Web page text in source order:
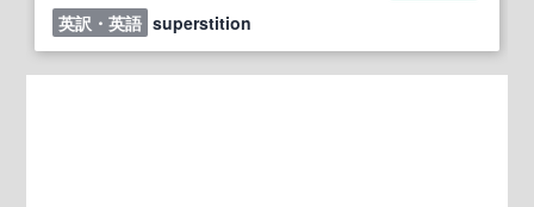
英訳・英語 superstition